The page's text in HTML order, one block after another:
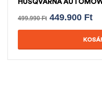
HUSQVARNA
499.990Ft 449.900 Ft